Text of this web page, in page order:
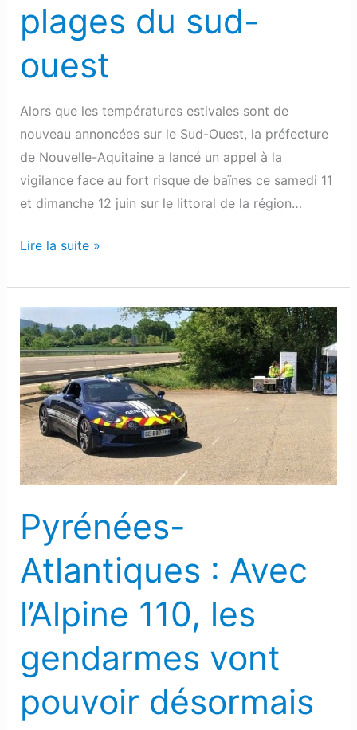
plages du sud-
ouest
Alors que les températures estivales sont de
nouveau annoncées sur le Sud-Ouest, la préfecture
de Nouvelle-Aquitaine a lancé un appel à la
vigilance face au fort risque de baïnes ce samedi 11
et dimanche 12 juin sur le littoral de la région…
Lire la suite »
Pyrénées-
Atlantiques : Avec
l’Alpine 110, les
gendarmes vont
pouvoir désormais
Pyrénées-
Atlantiques
:
Avec
l’Alpine
110,
les
gendarmes
pouvoir
désormais
traquer
grands
de